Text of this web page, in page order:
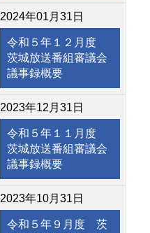
2024年01月31日
令和５年１２月度
茨城放送番組審議会
議事録概要
2023年12月31日
令和５年１１月度
茨城放送番組審議会
議事録概要
2023年10月31日
令和５年９月度 茨